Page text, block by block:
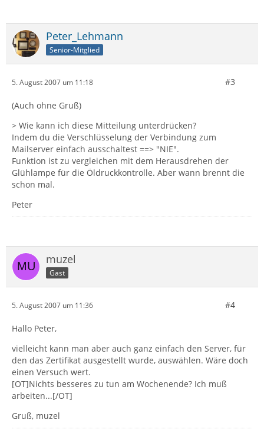
Peter_Lehmann
Senior-Mitglied
5. August 2007 um 11:18 #3
(Auch ohne Gruß)
> Wie kann ich diese Mitteilung unterdrücken?
Indem du die Verschlüsselung der Verbindung zum
Mailserver einfach ausschaltest ==> "NIE".
Funktion ist zu vergleichen mit dem Herausdrehen der
Glühlampe für die Öldruckkontrolle. Aber wann brennt die
schon mal.
Peter
muzel
Gast
5. August 2007 um 11:36 #4
Hallo Peter,
vielleicht kann man aber auch ganz einfach den Server, für
den das Zertifikat ausgestellt wurde, auswählen. Wäre doch
einen Versuch wert.
[OT]Nichts besseres zu tun am Wochenende? Ich muß
arbeiten...[/OT]
Gruß, muzel